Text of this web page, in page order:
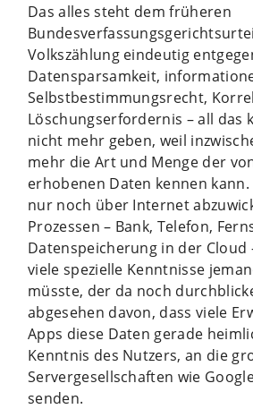
Das alles steht dem früheren
Volkszählung eindeutig
Datensparsamkeit,
Selbstbestimmungsrecht,
Löschungserfordernis – all das
nicht mehr geben, weil
mehr die Art und Menge der
erhobenen Daten kennen kann.
nur noch über Internet
Prozessen – Bank, Telefon,
Datenspeicherung in der Cloud
viele spezielle Kenntnisse
müsste, der da noch
abgesehen davon, dass viele
Apps diese Daten gerade
Kenntnis des Nutzers, an die
Servergesellschaften wie
senden.